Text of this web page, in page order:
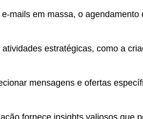
mails em massa, o
estratégicas, como a
mensagens e ofertas